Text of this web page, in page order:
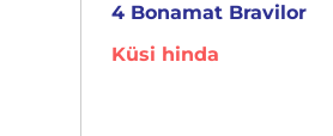
4 Bonamat Bravilor
Küsi hinda